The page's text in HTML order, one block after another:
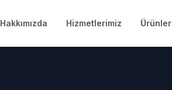
Hakkımızda Hizmetlerimiz Ürünler